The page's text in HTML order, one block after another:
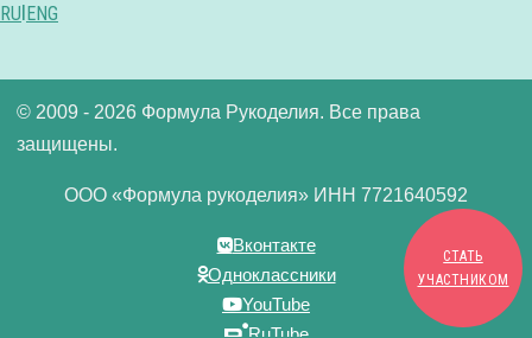
СТАТЬ
УЧАСТНИКОМ
RU ENG
© 2009 - 2026 Формула Рукоделия. Все права
защищены.
ООО «Формула рукоделия» ИНН 7721640592
Вконтакте
Одноклассники
YouTube
RuTube